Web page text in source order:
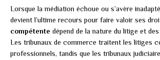
Lorsque la médiation échoue ou s’avère
devient l’ultime recours pour faire valoir ses
compétente dépend de la nature du litige et
Les tribunaux de commerce traitent les litiges
professionnels, tandis que les tribunaux